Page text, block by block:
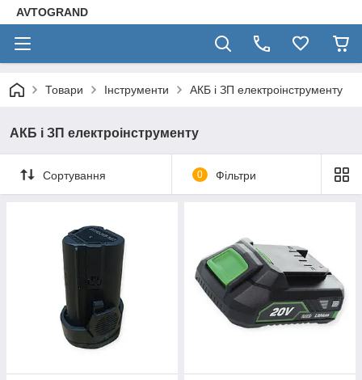
AVTOGRAND
Товари Інструменти АКБ і ЗП електроінструменту
АКБ і ЗП електроінструменту
Сортування 0 Фільтри